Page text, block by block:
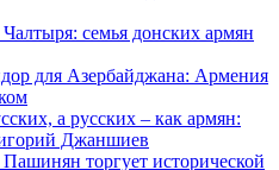
семья донских армян
для Азербайджана: Армения
а русских – как армян:
Джаншиев
торгует исторической